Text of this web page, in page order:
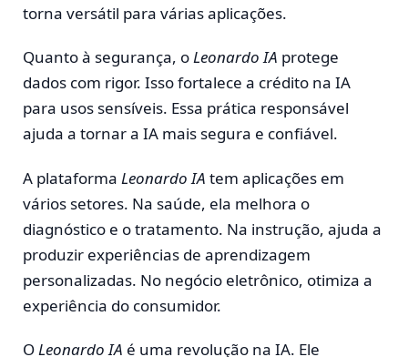
torna versátil para várias aplicações.
Quanto à segurança, oLeonardo IA protege
dados com rigor. Isso fortalece a crédito na IA
para usos sensíveis. Essa prática responsável
ajuda a tornar a IA mais segura e confiável.
A plataforma Leonardo IA tem aplicações em
vários setores. Na saúde, ela melhora o
diagnóstico e o tratamento. Na instrução, ajuda a
produzir experiências de aprendizagem
personalizadas. No negócio eletrônico, otimiza a
experiência do consumidor.
OLeonardo IA é uma revolução na IA. Ele